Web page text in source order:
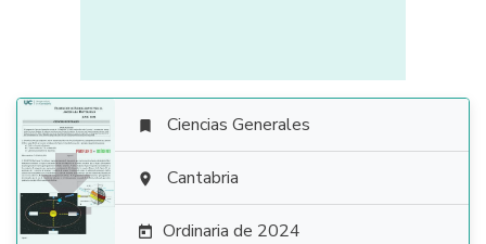

 Ciencias Generales
 Cantabria
 Ordinaria de 2024